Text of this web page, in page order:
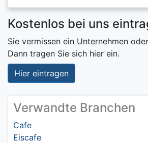
Kostenlos bei uns
Sie vermissen ein Unternehmen
Dann tragen Sie sich hier ein.
Hier eintragen
Verwandte Branchen
Cafe
Eiscafe